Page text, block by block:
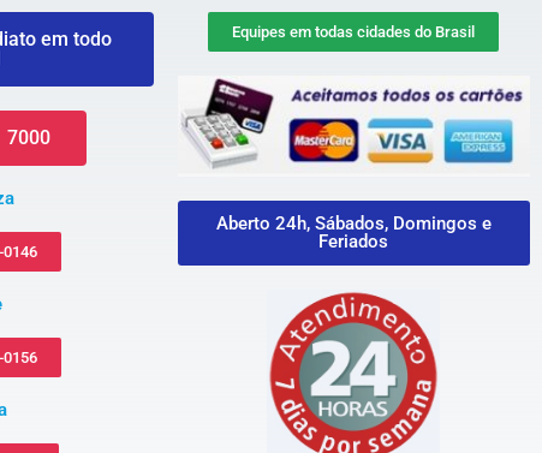
em todo
7000
Equipes em todas cidades do Brasil
Aberto 24h, Sábados, Domingos e
Feriados